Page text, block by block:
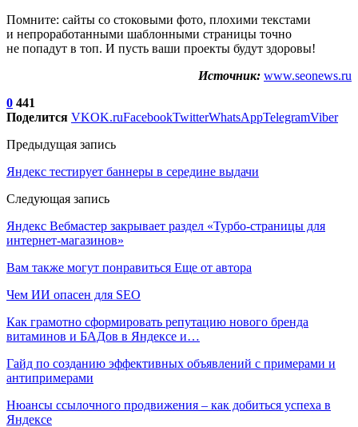
Помните: сайты со стоковыми фото, плохими текстами
и непроработанными шаблонными страницы точно
не попадут в топ. И пусть ваши проекты будут здоровы!
Источник: www.seonews.ru
0 441
Поделится VKOK.ruFacebookTwitterWhatsAppTelegramViber
Предыдущая запись
Яндекс тестирует баннеры в середине выдачи
Следующая запись
Яндекс Вебмастер закрывает раздел «Турбо-страницы для
интернет-магазинов»
Вам также могут понравиться Еще от автора
Чем ИИ опасен для SEO
Как грамотно сформировать репутацию нового бренда
витаминов и БАДов в Яндексе и…
Гайд по созданию эффективных объявлений с примерами и
антипримерами
Нюансы ссылочного продвижения – как добиться успеха в
Яндексе